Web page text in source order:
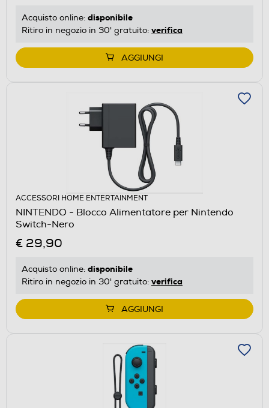
Acquisto online: disponibile
Ritiro in negozio in 30' gratuito: verifica
AGGIUNGI
ACCESSORI HOME ENTERTAINMENT
NINTENDO - Blocco Alimentatore per Nintendo
Switch-Nero
€ 29,90
Acquisto online: disponibile
Ritiro in negozio in 30' gratuito: verifica
AGGIUNGI